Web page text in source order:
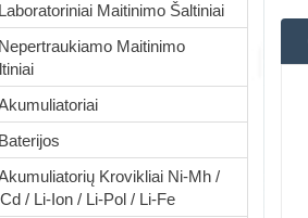
Laboratoriniai Maitinimo Šaltiniai
Nepertraukiamo Maitinimo
Baterijos
Krovikliai Ni-Mh /
/ Li-Ion / Li-Pol / Li-Fe